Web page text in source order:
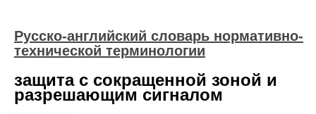
Русско-английский словарь нормативно-
технической терминологии
защита с сокращенной зоной и
разрешающим сигналом